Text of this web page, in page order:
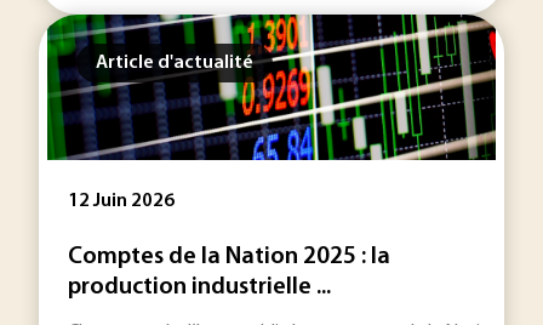
Article d'actualité
12 Juin 2026
Comptes de la Nation 2025 : la
production industrielle ...